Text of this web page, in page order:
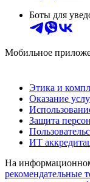
Боты для
Мобильное
Этика и
Оказание
Защита
ИТ
На
рекомендательные